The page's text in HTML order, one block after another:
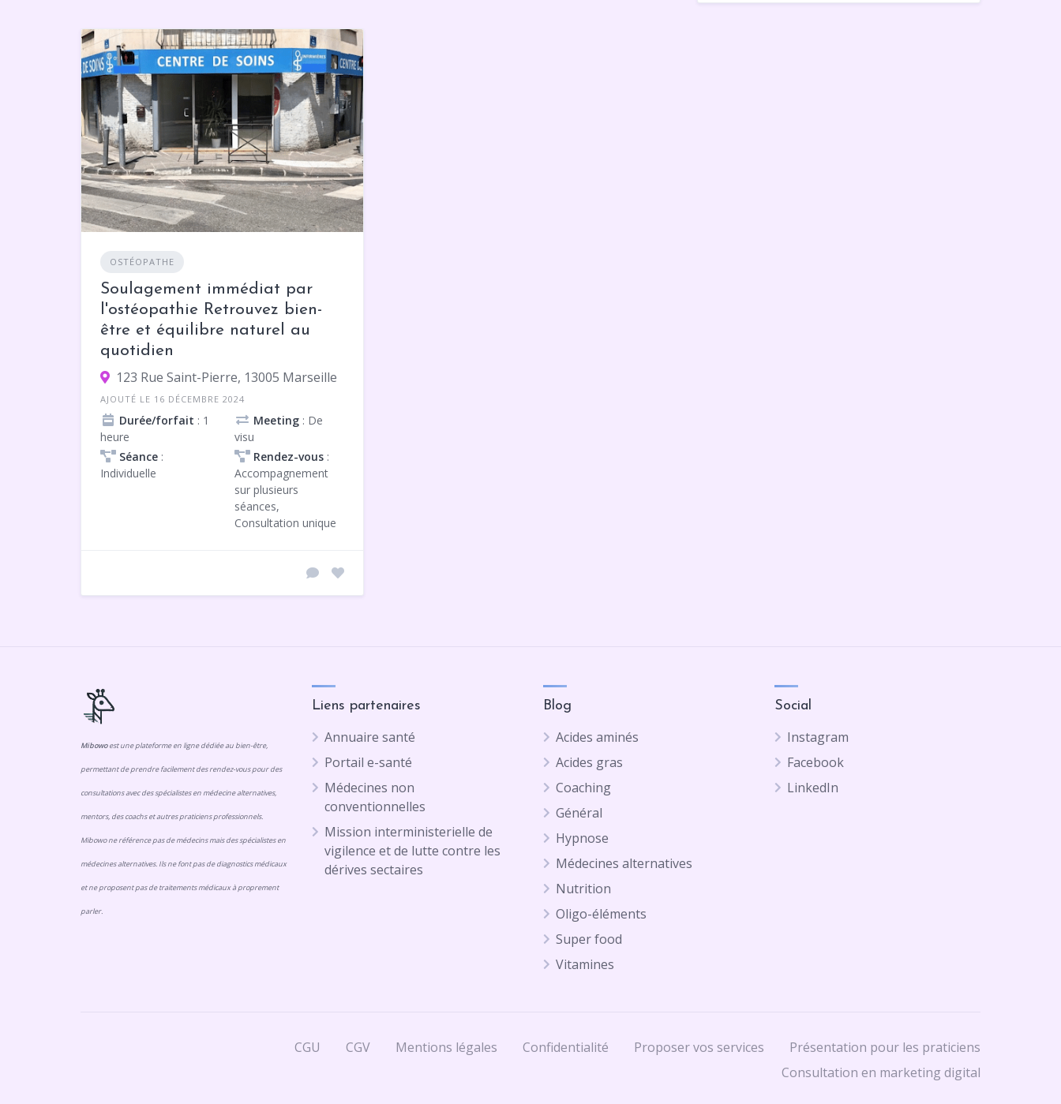
OSTÉOPATHE
Soulagement immédiat par
l'ostéopathie Retrouvez bien-
être et équilibre naturel au
quotidien
123 Rue Saint-Pierre, 13005 Marseille
AJOUTÉ LE 16 DÉCEMBRE 2024
Durée/forfait : 1
heure
Meeting : De
visu
Séance :
Individuelle
Rendez-vous :
Accompagnement
sur plusieurs
séances,
Consultation unique
Mibowoest une plateforme en ligne dédiée au bien-être,
permettant de prendre facilement des rendez-vous pour des
consultations avec des spécialistes en médecine alternatives,
mentors, des coachs et autres praticiens professionnels.
Mibowo ne référence pas de médecins mais des spécialistes en
médecines alternatives. Ils ne font pas de diagnostics médicaux
et ne proposent pas de traitements médicaux à proprement
parler.
Liens partenaires
Annuaire santé
Portail e-santé
Médecines non
conventionnelles
Mission interministerielle de
vigilence et de lutte contre les
dérives sectaires
Blog
Acides aminés
Acides gras
Coaching
Général
Hypnose
Médecines alternatives
Nutrition
Oligo-éléments
Super food
Vitamines
Social
Instagram
Facebook
LinkedIn
CGU CGV Mentions légales Confidentialité Proposer vos services
Présentation pour les praticiens
Consultation en marketing digital